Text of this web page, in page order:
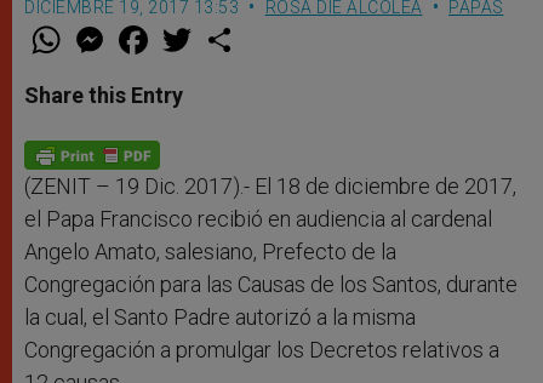
DICIEMBRE 19, 2017 13:53 ROSA DIE ALCOLEA PAPAS
W
t
s
p
p
M
e
s
e
g
e
F
a
e
b
o
k
w
Share this Entry
(ZENIT – 19 Dic. 2017).- El 18 de diciembre de 2017,
el Papa Francisco recibió en audiencia al cardenal
Angelo Amato, salesiano, Prefecto de la
Congregación para las Causas de los Santos, durante
la cual, el Santo Padre autorizó a la misma
Congregación a promulgar los Decretos relativos a